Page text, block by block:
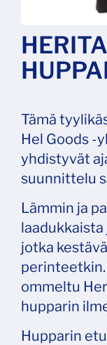
Tämä
Hel Goods -
yhdistyvät
suunnittelu
Lämmin ja
jotka
ommeltu
hupparin
Hupparin